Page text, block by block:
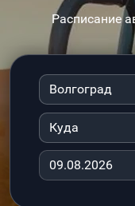
Расписание
Волгоград
Куда